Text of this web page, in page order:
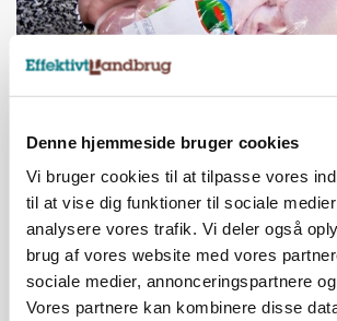
Denne hjemmeside bruger cookies
Vi bruger cookies til at tilpasse vores
til at vise dig funktioner til sociale
analysere vores trafik. Vi deler også
brug af vores website med vores
sociale medier, annonceringspartnere
Vores partnere kan kombinere disse
MARKEDSFOKUS
Prisgab på 20 kroner pr. kg
presser markedet
Annonce